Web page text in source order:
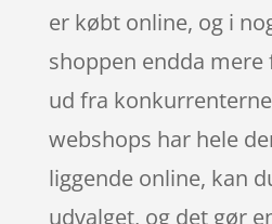
er købt online, og i
shoppen endda mere
ud fra
webshops har hele
liggende online, kan
udvalget, og det gør